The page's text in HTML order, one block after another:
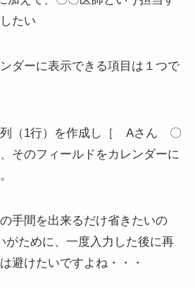
たい
ダーに表示できる項目は１つで
列（1行）を作成し［ Aさん 〇
そのフィールドをカレンダーに
手間を出来るだけ省きたいの
がために、一度入力した後に再
避けたいですよね・・・